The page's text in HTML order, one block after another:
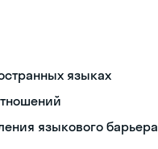
языках
языкового барьера